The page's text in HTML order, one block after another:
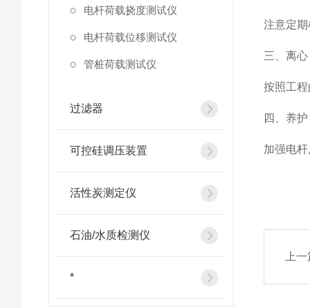
电杆荷载挠度测试仪
电杆荷载位移测试仪
管桩荷载测试仪
过滤器
可控硅调压装置
活性炭测定仪
石油/水质检测仪
*
注意定
三、离心
按照工
四、养护
加强电
上